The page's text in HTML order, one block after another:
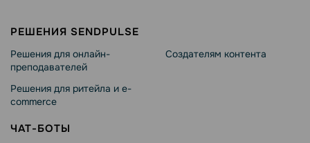
РЕШЕНИЯ SENDPULSE
Решения для онлайн-
преподавателей
Решения для ритейла и e-
commerce
Создателям контента
ЧАТ-БОТЫ